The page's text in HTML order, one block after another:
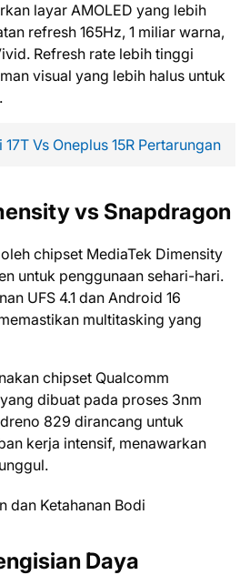
layar AMOLED yang lebih
refresh 165Hz, 1 miliar warna,
Refresh rate lebih tinggi
visual yang lebih halus untuk
Vs Oneplus 15R Pertarungan
vs Snapdragon
chipset MediaTek Dimensity
untuk penggunaan sehari-hari.
UFS 4.1 dan Android 16
multitasking yang
chipset Qualcomm
dibuat pada proses 3nm
829 dirancang untuk
kerja intensif, menawarkan
Daya